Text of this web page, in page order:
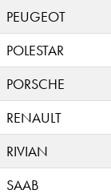
PEUGEOT
POLESTAR
PORSCHE
RENAULT
RIVIAN
SAAB